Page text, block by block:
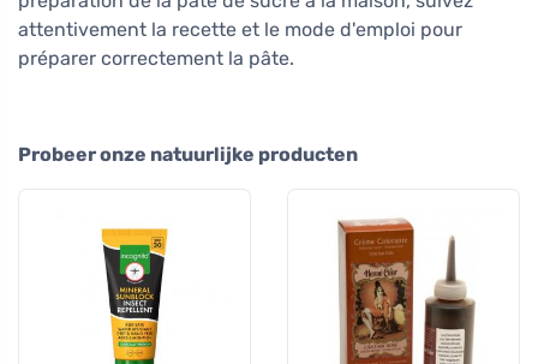
attentivement la recette et le mode d'emploi pour
préparer correctement la pâte.
Probeer onze natuurlijke producten